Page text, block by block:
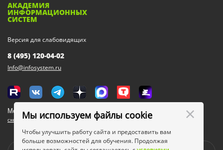
АКАДЕМИЯ
ИНФОРМАЦИОННЫХ
СИСТЕМ
Версия для слабовидящих
8 (495) 120-04-02
Info@infosystem.ru
Москва, 111123, ул. Плеханова, 4а
схема проезда
Мы используем файлы cookie
Чтобы улучшить работу сайта и предоставить вам
больше возможностей для обучения. Продолжая